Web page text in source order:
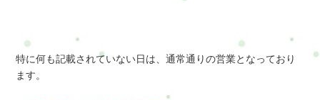
特に何も記載されていない日は、通常通りの営業となっており
ます。